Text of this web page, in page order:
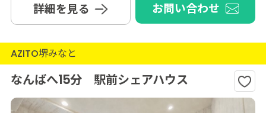
詳細を見る お問い合わせ
AZITO堺みなと
なんばへ15分 駅前シェアハウス